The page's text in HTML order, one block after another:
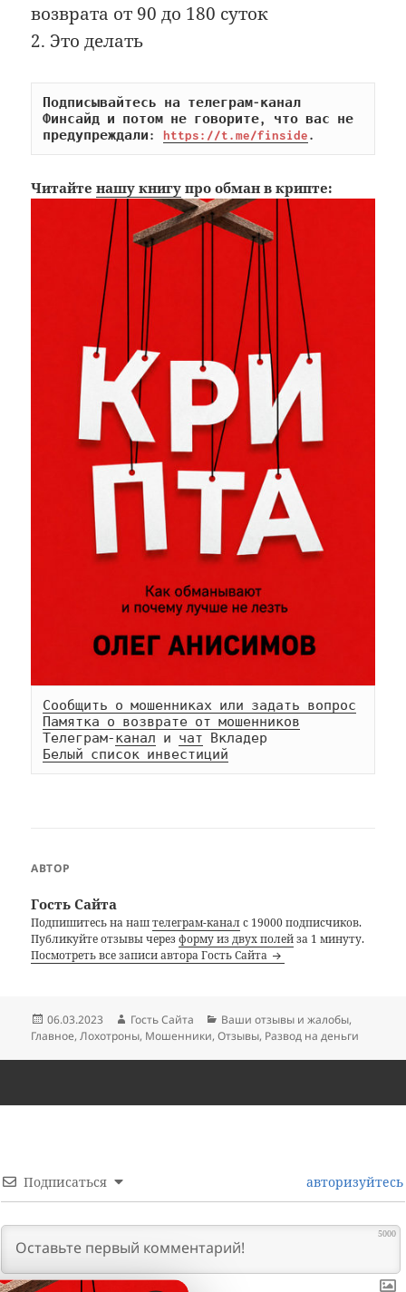
возврата от 90 до 180 суток
2. Это делать
Подписывайтесь на телеграм-канал
Финсайд и потом не говорите, что вас не
предупреждали: https://t.me/finside.
Читайтенашу книгу про обман в крипте:
Сообщить о мошенниках или задать вопрос
Памятка о возврате от мошенников
Телеграм-канал и чат
Белый список инвестиций
АВТОР
Гость Сайта
Подпишитесь на наштелеграм-каналс 19000 подписчиков.
Публикуйте отзывы черезформу из двух полейза 1 минуту.
Посмотреть все записи автора Гость Сайта
Опубликовано
06.03.2023 Автор
Гость Сайта Рубрики
Ваши отзывы и жалобы,
Главное,Лохотроны, Мошенники,Отзывы, Развод на деньги
Подписаться авторизуйтесь
5000